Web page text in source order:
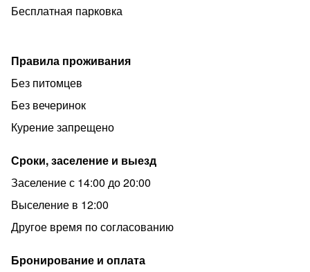
Бесплатная парковка
Правила проживания
Без питомцев
Без вечеринок
Курение запрещено
Сроки, заселение и выезд
Заселение с 14:00 до 20:00
Выселение в 12:00
Другое время по согласованию
Бронирование и оплата